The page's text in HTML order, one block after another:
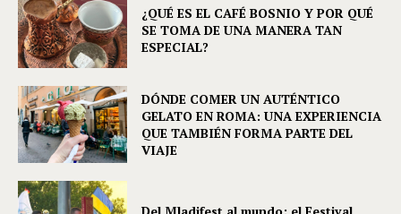
¿QUÉ ES EL CAFÉ BOSNIO Y POR QUÉ
SE TOMA DE UNA MANERA TAN
ESPECIAL?
DÓNDE COMER UN AUTÉNTICO
GELATO EN ROMA: UNA EXPERIENCIA
QUE TAMBIÉN FORMA PARTE DEL
VIAJE